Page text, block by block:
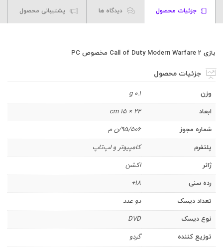
جزئیات محصول دیدگاه ها پشتیبانی محصول
بازی Call of Duty Modern Warfare 2 مخصوص PC
جزئیات محصول
وزن
0.1 g
ابعاد
22 × 15 cm
شماره مجوز
95/506/ن م
پلتفرم
کامپیوتر و لپ‌تاپ
ژانر
اکشن
رده سنی
18+
تعداد دیسک
دو عدد
نوع دیسک
DVD
توزیع کننده
گردو